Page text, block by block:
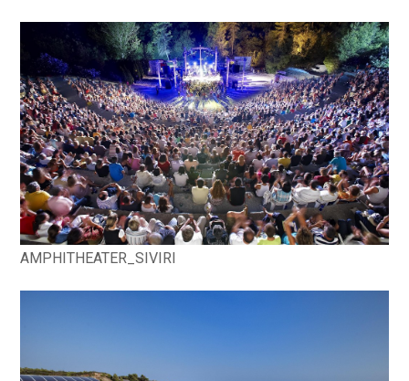
AMPHITHEATER_SIVIRI